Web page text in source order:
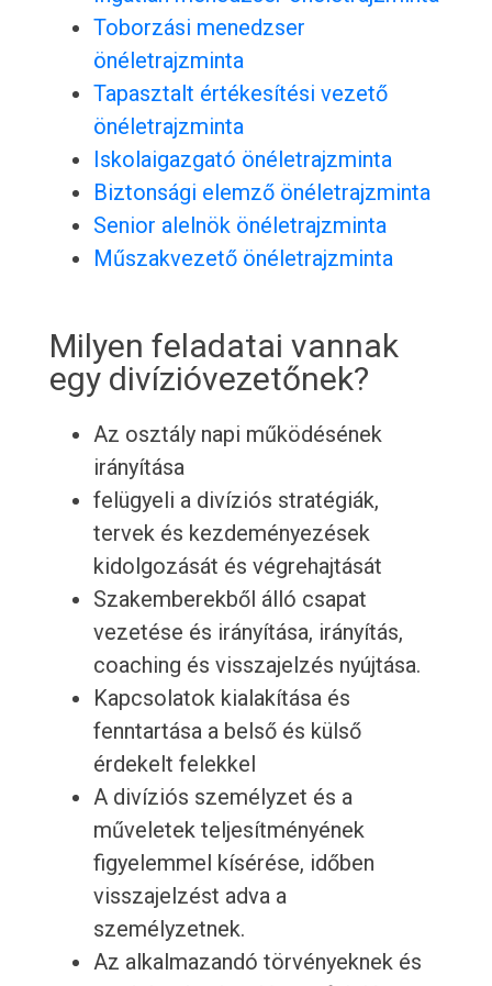
Toborzási menedzser
önéletrajzminta
Tapasztalt értékesítési vezető
önéletrajzminta
Iskolaigazgató önéletrajzminta
Biztonsági elemző önéletrajzminta
Senior alelnök önéletrajzminta
Műszakvezető önéletrajzminta
Milyen feladatai vannak
egy divízióvezetőnek?
Az osztály napi működésének
irányítása
felügyeli a divíziós stratégiák,
tervek és kezdeményezések
kidolgozását és végrehajtását
Szakemberekből álló csapat
vezetése és irányítása, irányítás,
coaching és visszajelzés nyújtása.
Kapcsolatok kialakítása és
fenntartása a belső és külső
érdekelt felekkel
A divíziós személyzet és a
műveletek teljesítményének
figyelemmel kísérése, időben
visszajelzést adva a
személyzetnek.
Az alkalmazandó törvényeknek és